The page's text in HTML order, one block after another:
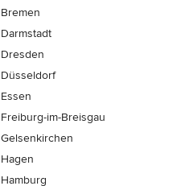
Bremen
Darmstadt
Dresden
Düsseldorf
Essen
Freiburg-im-Breisgau
Gelsenkirchen
Hagen
Hamburg